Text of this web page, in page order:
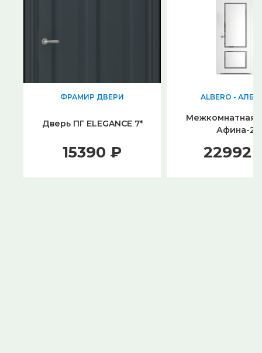
ФРАМИР ДВЕРИ
Дверь ПГ ELEGANCE 7*
15390 ₽
ALBERO -
Межкомнатная
Афина-2
22992